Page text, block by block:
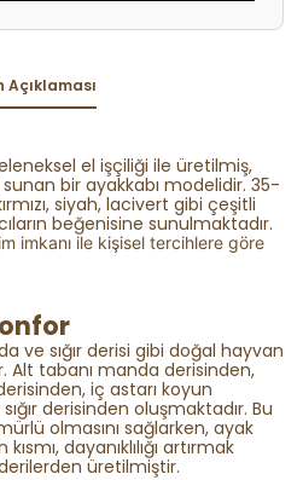
Açıklaması
el işçiliği ile üretilmiş,
sunan bir ayakkabı modelidir. 35-
siyah, lacivert gibi çeşitli
beğenisine sunulmaktadır.
imkanı ile kişisel tercihlere göre
ve sığır derisi gibi doğal hayvan
tabanı manda derisinden,
iç astarı koyun
derisinden oluşmaktadır. Bu
olmasını sağlarken, ayak
dayanıklılığı artırmak
üretilmiştir.